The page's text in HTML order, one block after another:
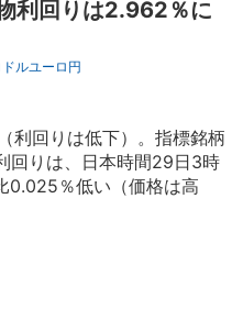
利回りは2.962％に
ルユーロ円
利回りは低下）。指標銘柄
回りは、日本時間29日3時
0.025％低い（価格は高